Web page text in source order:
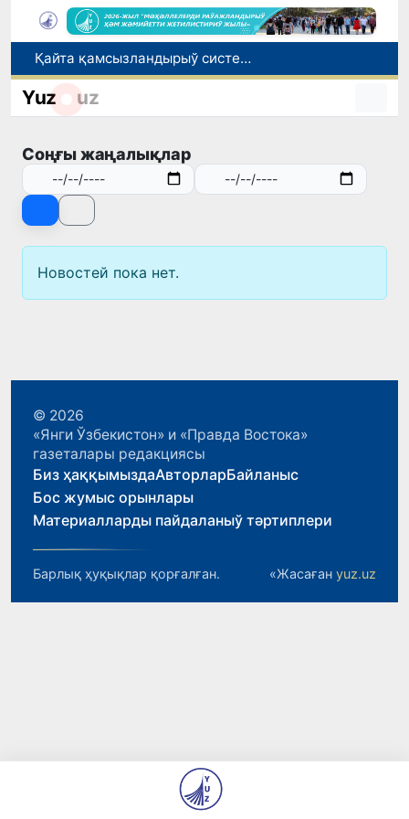
Қайта қамсызландырыў системасы тез раўажланып атырған Өзбекстан экономикасы ушын не береди?
Ташкент аўыр атлетика бойынша Азия чемпионатына таярланбақта
Елимиз дөретиўшилери өз кәсиби ҳәм мийнети менен мақтанады
Yuz uz
Соңғы жаңалықлар
Новостей пока нет.
© 2026
«Янги Ўзбекистон» и «Правда Востока»
газеталары редакциясы
Биз ҳаққымыздаАвторларБайланыс
Бос жумыс орынлары
Материалларды пайдаланыў тәртиплери
Барлық ҳуқықлар қорғалған. «Жасаған yuz.uz